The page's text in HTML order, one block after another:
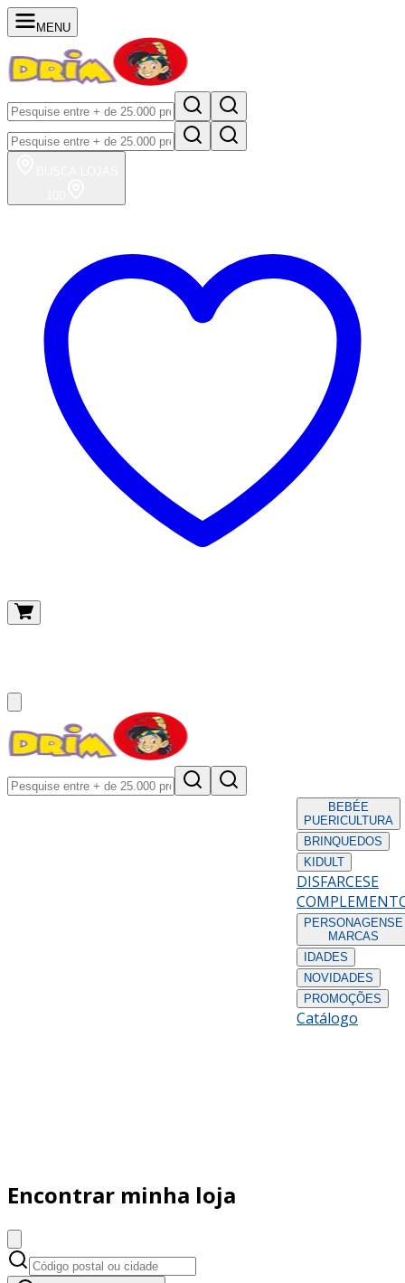
MENU
BEBÉE
PUERICULTURA
BRINQUEDOS
KIDULT
DISFARCESE
PERSONAGENS E
MARCAS
IDADES
NOVIDADES
PROMOÇÕES
Catálogo
Encontrar minha loja